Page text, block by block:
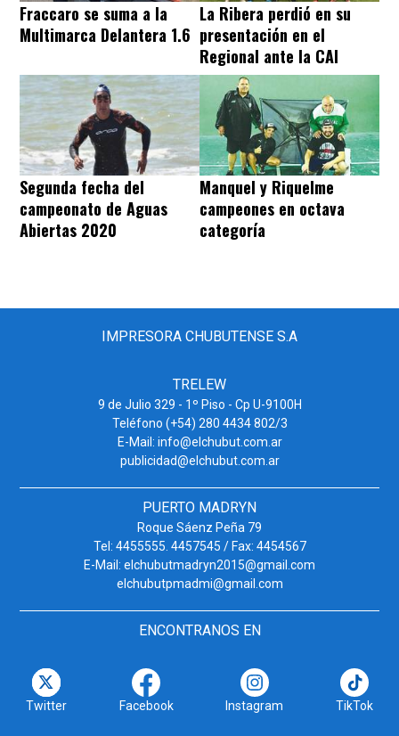
Fraccaro se suma a la
Multimarca Delantera 1.6
La Ribera perdió en su
presentación en el
Regional ante la CAI
Segunda fecha del
campeonato de Aguas
Abiertas 2020
Manquel y Riquelme
campeones en octava
categoría
IMPRESORA CHUBUTENSE S.A
TRELEW
9 de Julio 329 - 1º Piso - Cp U-9100H
Teléfono (+54) 280 4434 802/3
E-Mail: info@elchubut.com.ar
publicidad@elchubut.com.ar
PUERTO MADRYN
Roque Sáenz Peña 79
Tel: 4455555. 4457545 / Fax: 4454567
E-Mail: elchubutmadryn2015@gmail.com
elchubutpmadmi@gmail.com
ENCONTRANOS EN
Twitter Facebook Instagram TikTok